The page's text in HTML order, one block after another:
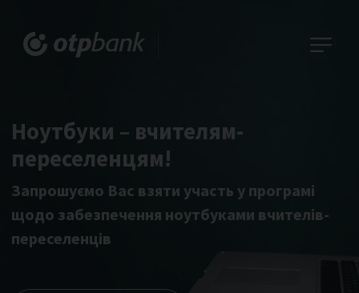
Ноутбуки – вчителям-
переселенцям!
Запрошуємо Вас взяти участь у програмі
щодо забезпечення ноутбуками вчителів-
переселенців